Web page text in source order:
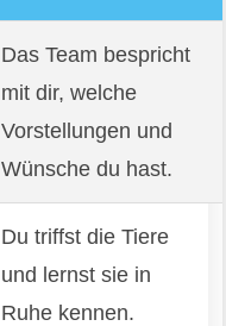
Das Team bespricht
mit dir, welche
Vorstellungen und
Wünsche du hast.
Du triffst die Tiere
und lernst sie in
Ruhe kennen.